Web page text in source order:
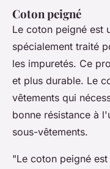
Coton peigné
Le coton peigné est
spécialement traité
les impuretés. Ce
et plus durable. Le
vêtements qui
bonne résistance à
sous-vêtements.
"Le coton peigné